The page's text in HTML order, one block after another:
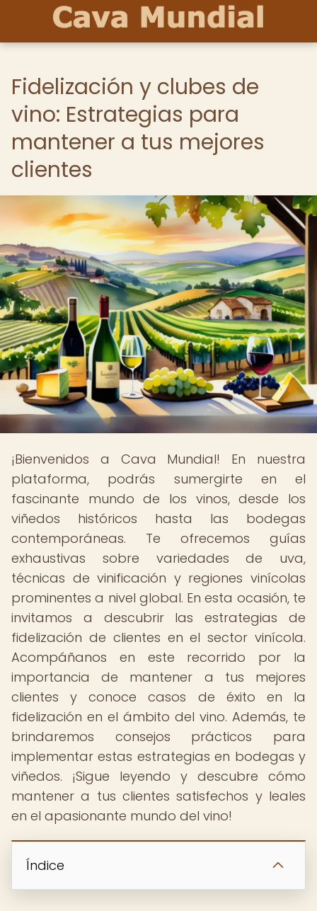
Fidelización y clubes de
vino: Estrategias para
mantener a tus mejores
clientes
¡Bienvenidos a Cava Mundial! En nuestra
plataforma, podrás sumergirte en el
fascinante mundo de los vinos, desde los
viñedos históricos hasta las bodegas
contemporáneas. Te ofrecemos guías
exhaustivas sobre variedades de uva,
técnicas de vinificación y regiones vinícolas
prominentes a nivel global. En esta ocasión, te
invitamos a descubrir las estrategias de
fidelización de clientes en el sector vinícola.
Acompáñanos en este recorrido por la
importancia de mantener a tus mejores
clientes y conoce casos de éxito en la
fidelización en el ámbito del vino. Además, te
brindaremos consejos prácticos para
implementar estas estrategias en bodegas y
viñedos. ¡Sigue leyendo y descubre cómo
mantener a tus clientes satisfechos y leales
en el apasionante mundo del vino!
Índice